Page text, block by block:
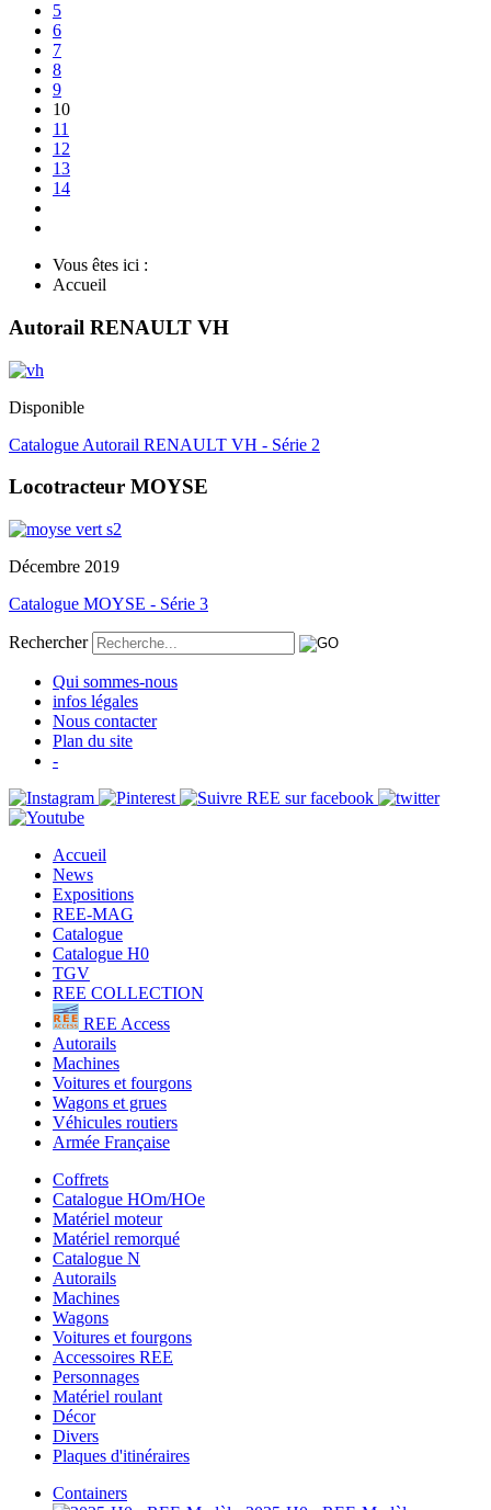
5
6
7
8
9
10
11
12
13
14
Vous êtes ici :
Accueil
Autorail RENAULT VH
Disponible
Catalogue Autorail RENAULT VH - Série 2
Locotracteur MOYSE
Décembre 2019
Catalogue MOYSE - Série 3
Rechercher
Qui sommes-nous
infos légales
Nous contacter
Plan du site
-
Accueil
News
Expositions
REE-MAG
Catalogue
Catalogue H0
TGV
REE COLLECTION
REE Access
Autorails
Machines
Voitures et fourgons
Wagons et grues
Véhicules routiers
Armée Française
Coffrets
Catalogue HOm/HOe
Matériel moteur
Matériel remorqué
Catalogue N
Autorails
Machines
Wagons
Voitures et fourgons
Accessoires REE
Personnages
Matériel roulant
Décor
Divers
Plaques d'itinéraires
Containers